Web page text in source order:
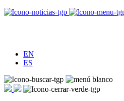
EN
ES